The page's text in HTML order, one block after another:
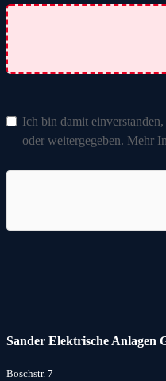
Ich bin damit
oder weitergegeben. Mehr
Sander Elektrische Anlagen
Boschstr. 7